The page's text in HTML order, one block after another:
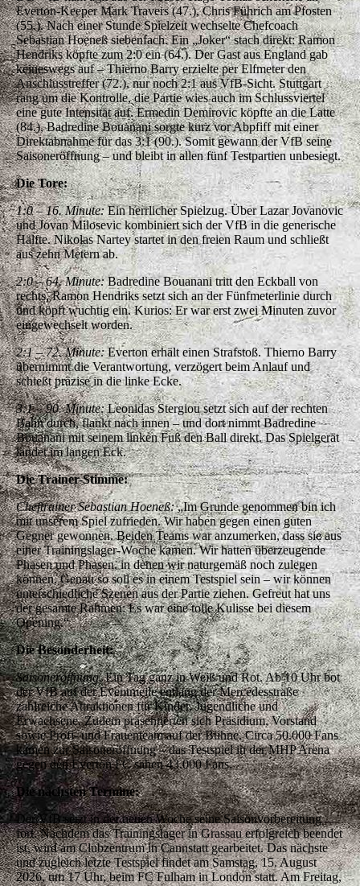
Everton-Keeper Mark Travers (47.), Chris Führich am Pfosten
(55.). Nach einer Stunde Spielzeit wechselte Chefcoach
Sebastian Hoeneß siebenfach. Ein „Joker“ stach direkt: Ramon
Hendriks köpfte zum 2:0 ein (64.). Der Gast aus England gab
keineswegs auf – Thierno Barry erzielte per Elfmeter den
Anschlusstreffer (72.), nur noch 2:1 aus VfB-Sicht. Stuttgart
rang um die Kontrolle, die Partie wies auch im Schlussviertel
eine gute Intensität auf. Ermedin Demirovic köpfte an die Latte
(84.), Badredine Bouanani sorgte kurz vor Abpfiff mit einer
Direktabnahme für das 3:1 (90.). Somit gewann der VfB seine
Saisoneröffnung – und bleibt in allen fünf Testpartien unbesiegt.
Die Tore:
1:0 – 16. Minute:Ein herrlicher Spielzug. Über Lazar Jovanovic
und Jovan Milosevic kombiniert sich der VfB in die generische
Hälfte. Nikolas Nartey startet in den freien Raum und schließt
aus zehn Metern ab.
2:0 – 64. Minute:Badredine Bouanani tritt den Eckball von
rechts, Ramon Hendriks setzt sich an der Fünfmeterlinie durch
und köpft wuchtig ein. Kurios: Er war erst zwei Minuten zuvor
eingewechselt worden.
2:1 – 72. Minute:Everton erhält einen Strafstoß. Thierno Barry
übernimmt die Verantwortung, verzögert beim Anlauf und
schießt präzise in die linke Ecke.
3:1 – 90. Minute:Leonidas Stergiou setzt sich auf der rechten
Bahn durch, flankt nach innen – und dort nimmt Badredine
Bouanani mit seinem linken Fuß den Ball direkt. Das Spielgerät
landet im langen Eck.
Die Trainer-Stimme:
Cheftrainer Sebastian Hoeneß:„Im Grunde genommen bin ich
mit unserem Spiel zufrieden. Wir haben gegen einen guten
Gegner gewonnen. Beiden Teams war anzumerken, dass sie aus
einer Trainingslager-Woche kamen. Wir hatten überzeugende
Phasen und Phasen, in denen wir naturgemäß noch zulegen
können. Genau so soll es in einem Testspiel sein – wir können
unterschiedliche Szenen aus der Partie ziehen. Gefreut hat uns
der gesamte Rahmen: Es war eine tolle Kulisse bei diesem
Opening.“
Die Besonderheit:
Saisoneröffnung.Ein Tag ganz in Weiß und Rot. Ab 10 Uhr bot
der VfB auf der Eventmeile entlang der Mercedesstraße
zahlreiche Attraktionen für Kinder, Jugendliche und
Erwachsene. Zudem präsentierten sich Präsidium, Vorstand
sowie Profi- und Frauenteam auf der Bühne. Circa 50.000 Fans
kamen zur Saisoneröffnung – das Testspiel in der MHP Arena
gegen den Everton FC sahen 43.000 Fans.
Die nächsten Termine:
Der VfB setzt in der neuen Woche seine Saisonvorbereitung
fort. Nachdem das Trainingslager in Grassau erfolgreich beendet
ist, wird am Clubzentrum in Cannstatt gearbeitet. Das nächste
und zugleich letzte Testspiel findet am Samstag, 15. August
2026, um 17 Uhr, beim FC Fulham in London statt.Am Freitag,